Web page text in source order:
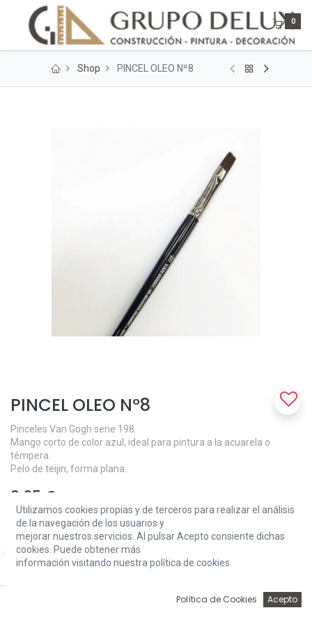
Price:
Add to Cart
0
Shop PINCEL OLEO Nº8
PINCEL OLEO Nº8
Pinceles Van Gogh serie 198.
Mango corto de color azul, ideal para pintura a la acuarela o
témpera.
Pelo de teijin, forma plana.
3,95 €
Add to Cart
Utilizamos cookies propias y de terceros para realizar el análisis
de la navegación de los usuarios y
mejorar nuestros servicios. Al pulsar Acepto consiente dichas
cookies. Puede obtener más
información visitando nuestra política de cookies.
Política de Cookies Acepto